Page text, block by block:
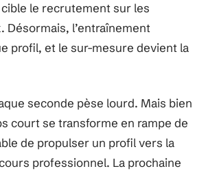
cible le recrutement sur les
Désormais, l’entraînement
profil, et le sur-mesure devient la
seconde pèse lourd. Mais bien
court se transforme en rampe de
de propulser un profil vers la
professionnel. La prochaine